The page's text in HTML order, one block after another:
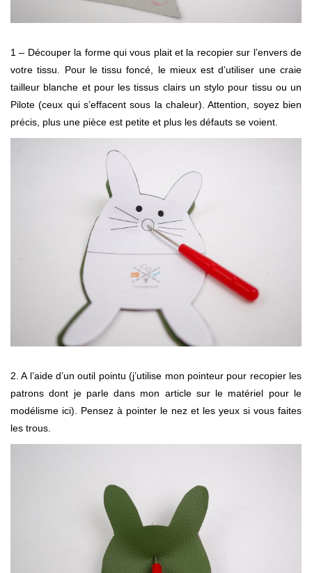
1 – Découper la forme qui vous plait et la recopier sur l’envers de
votre tissu. Pour le tissu foncé, le mieux est d’utiliser une craie
tailleur blanche et pour les tissus clairs un stylo pour tissu ou un
Pilote (ceux qui s’effacent sous la chaleur). Attention, soyez bien
précis, plus une pièce est petite et plus les défauts se voient.
2. A l’aide d’un outil pointu (j’utilise mon pointeur pour recopier les
patrons dont je parle dans mon article sur le matériel pour le
modélisme ici). Pensez à pointer le nez et les yeux si vous faites
les trous.